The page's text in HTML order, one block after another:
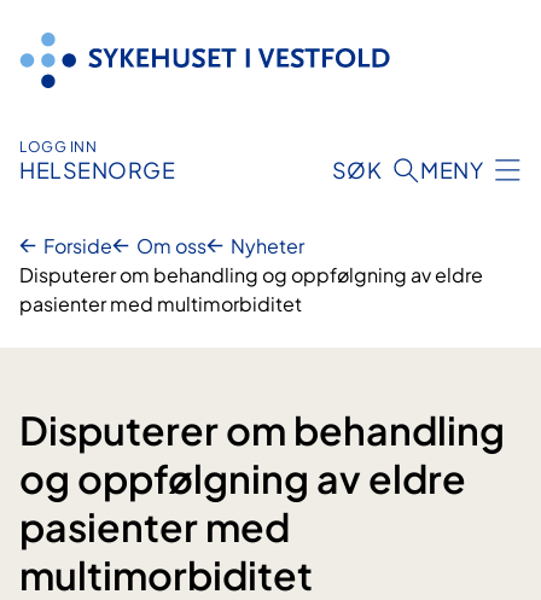
innhold
LOGG INN
HELSENORGE SØK MENY
Forside Om oss
Nyheter
Disputerer om behandling og oppfølgning av eldre
pasienter med multimorbiditet
Disputerer om behandling
og oppfølgning av eldre
pasienter med
multimorbiditet